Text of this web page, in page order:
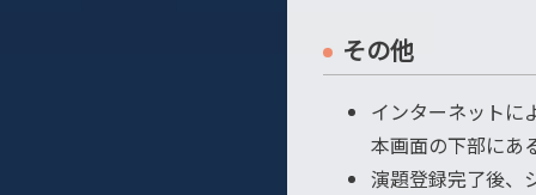
その他
インターネットに
本画面の下部にあ
演題登録完了後、